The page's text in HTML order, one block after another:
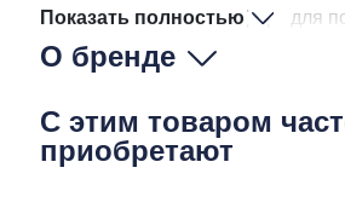
обеспечивает комфорт для
разного роста
Удобная ручка и колеса для
Показать полностью
О бренде
С этим товаром
приобретают